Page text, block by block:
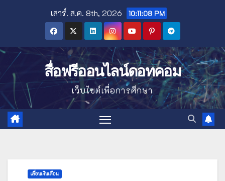
เสาร์. ส.ค. 8th, 2026 10:11:09 PM
สื่อฟรีออนไลน์ดอทคอม
เว็บไซต์เพื่อการศึกษา
เลื่อนเงินเดือน